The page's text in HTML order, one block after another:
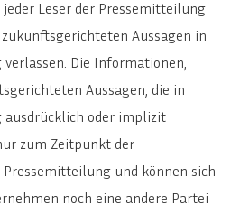
Leser der Pressemitteilung
Aussagen in
Die Informationen,
Aussagen, die in
ausdrücklich oder implizit
zum Zeitpunkt der
und können sich
noch eine andere Partei